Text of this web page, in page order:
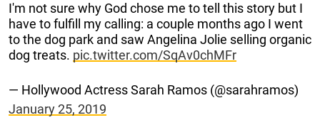
I'm not sure why God chose me to tell this story but I
have to fulfill my calling: a couple months ago I went
to the dog park and saw Angelina Jolie selling organic
dog treats. pic.twitter.com/SqAv0chMFr
— Hollywood Actress Sarah Ramos (@sarahramos)
January 25, 2019